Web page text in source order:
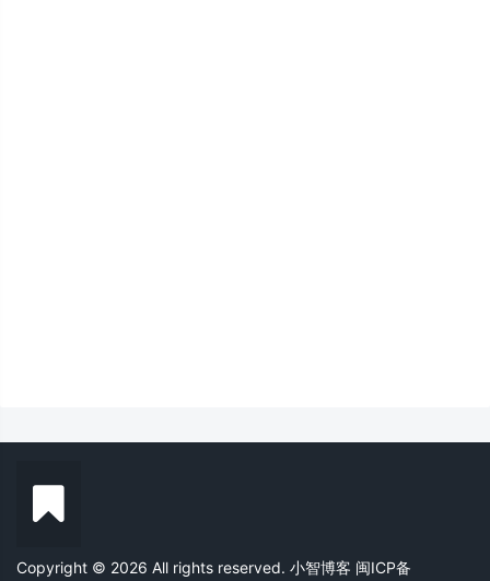
Copyright © 2026 All rights reserved. 小智博客 闽ICP备